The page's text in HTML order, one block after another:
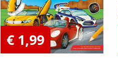
€ 1,99